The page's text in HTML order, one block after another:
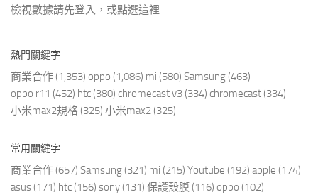
檢視數據請先登入，或點選這裡
熱門關鍵字
商業合作 (1,353) oppo (1,086) mi (580) Samsung (463)
oppo r11 (452) htc (380) chromecast v3 (334) chromecast (334)
小米max2規格 (325) 小米max2 (325)
常用關鍵字
商業合作 (657) Samsung (321) mi (215) Youtube (192) apple (174)
asus (171) htc (156) sony (131) 保護殼膜 (116) oppo (102)